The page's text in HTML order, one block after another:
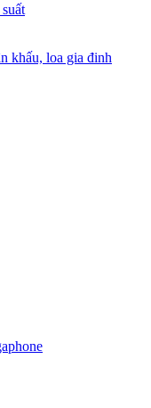
khấu, loa gia đinh